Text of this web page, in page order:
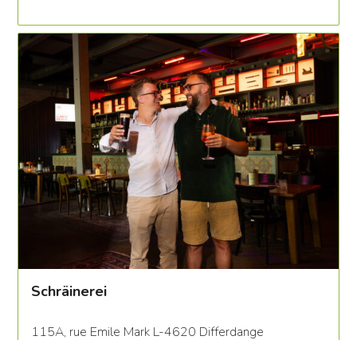
Schräinerei
115A, rue Emile Mark L-4620 Differdange